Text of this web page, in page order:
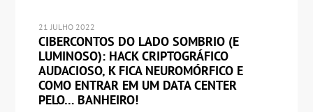
21 JULHO 2022
CIBERCONTOS DO LADO SOMBRIO (E
LUMINOSO): HACK CRIPTOGRÁFICO
AUDACIOSO, K FICA NEUROMÓRFICO E
COMO ENTRAR EM UM DATA CENTER
PELO… BANHEIRO!